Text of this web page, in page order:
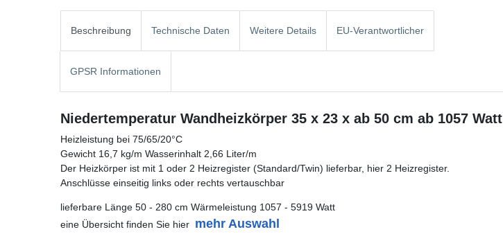
Beschreibung Technische Daten Weitere Details EU-Verantwortlicher
GPSR Informationen
Niedertemperatur Wandheizkörper 35 x 23 x ab 50 cm ab 1057 Watt
Heizleistung bei 75/65/20°C
Gewicht 16,7 kg/m Wasserinhalt 2,66 Liter/m
Der Heizkörper ist mit 1 oder 2 Heizregister (Standard/Twin) lieferbar, hier 2 Heizregister.
Anschlüsse einseitig links oder rechts vertauschbar
lieferbare Länge 50 - 280 cm Wärmeleistung 1057 - 5919 Watt
eine Übersicht finden Sie hier mehr Auswahl